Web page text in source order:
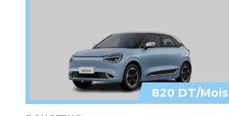
820 DT/Mois